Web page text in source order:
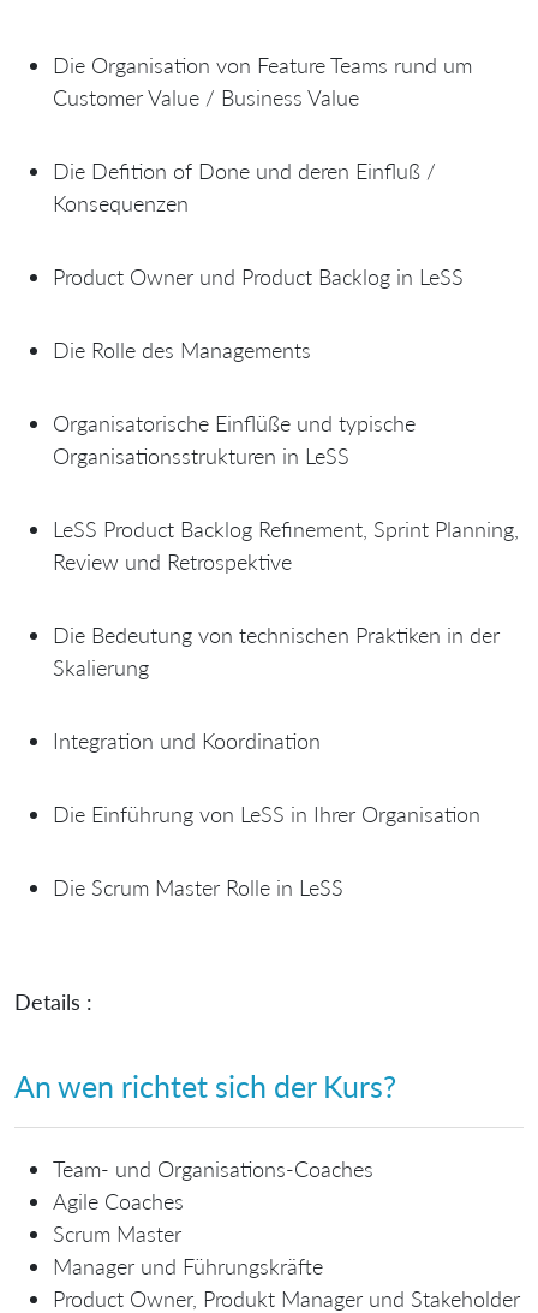
Die Organisation von Feature Teams rund um
Customer Value / Business Value
Die Defition of Done und deren Einfluß /
Konsequenzen
Product Owner und Product Backlog in LeSS
Die Rolle des Managements
Organisatorische Einflüße und typische
Organisationsstrukturen in LeSS
LeSS Product Backlog Refinement, Sprint Planning,
Review und Retrospektive
Die Bedeutung von technischen Praktiken in der
Skalierung
Integration und Koordination
Die Einführung von LeSS in Ihrer Organisation
Die Scrum Master Rolle in LeSS
Details :
An wen richtet sich der Kurs?
Team- und Organisations-Coaches
Agile Coaches
Scrum Master
Manager und Führungskräfte
Product Owner, Produkt Manager und Stakeholder